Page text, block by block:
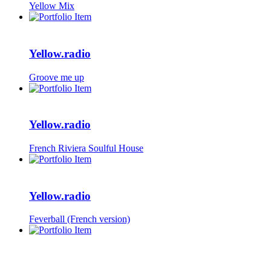
Yellow Mix
Yellow.radio
Groove me up
Yellow.radio
French Riviera Soulful House
Yellow.radio
Feverball (French version)